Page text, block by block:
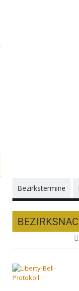
Bezirkstermine